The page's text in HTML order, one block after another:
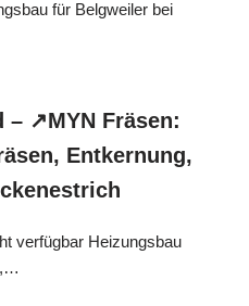
für Belgweiler bei
– ↗️MYN Fräsen:
Entkernung,
verfügbar Heizungsbau